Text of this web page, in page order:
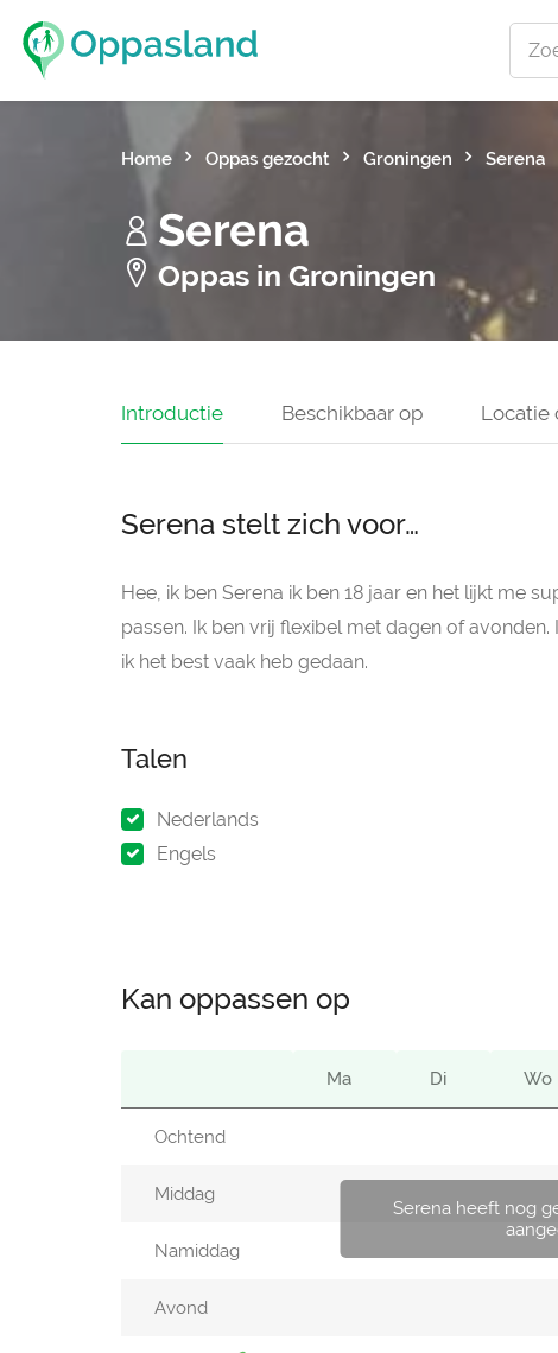
Home Oppas gezocht Groningen Serena
Serena
Oppas in Groningen
Introductie Beschikbaar op Locatie
Serena stelt zich voor…
Hee, ik ben Serena ik ben 18 jaar en het lijkt me
passen. Ik ben vrij flexibel met dagen of
ik het best vaak heb gedaan.
Talen
Nederlands
Engels
Kan oppassen op
Serena heeft nog
Ma Di Wo
Ochtend
Middag
Namiddag
Avond